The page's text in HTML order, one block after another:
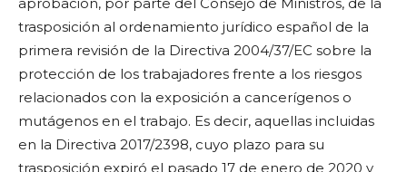
trasposición al ordenamiento jurídico español de la
primera revisión de la Directiva 2004/37/EC sobre la
protección de los trabajadores frente a los riesgos
relacionados con la exposición a cancerígenos o
mutágenos en el trabajo. Es decir, aquellas incluidas
en la Directiva 2017/2398, cuyo plazo para su
trasposición expiró el pasado 17 de enero de 2020 y